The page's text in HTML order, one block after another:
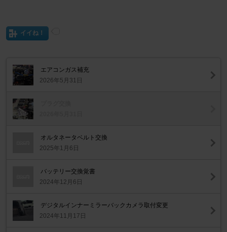
イイね！
エアコンガス補充
2026年5月31日
オルタネータベルト交換
2025年1月6日
バッテリー交換覚書
2024年12月6日
デジタルインナーミラーバックカメラ取付変更
2024年11月17日